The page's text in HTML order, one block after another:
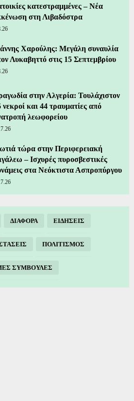
κατεστραμμένες – Νέα
στη Λιβαδόστρα
Χαρούλης: Μεγάλη συναυλία
Λυκαβηττό στις 15 Σεπτεμβρίου
στην Αλγερία: Τουλάχιστον
νεκροί και 44 τραυματίες από
λεωφορείου
τώρα στην Περιφερειακή
– Ισχυρές πυροσβεστικές
στα Νεόκτιστα Ασπροπύργου
ΔΙΑΦΟΡΑ ΕΙΔΗΣΕΙΣ
ΠΟΛΙΤΙΣΜΟΣ
ΣΥΜΒΟΥΛΕΣ